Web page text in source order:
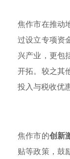
焦作市在推动
过设立专项资
兴产业，更包
开拓。较之其
投入与税收优
焦作市的创新
贴等政策，鼓